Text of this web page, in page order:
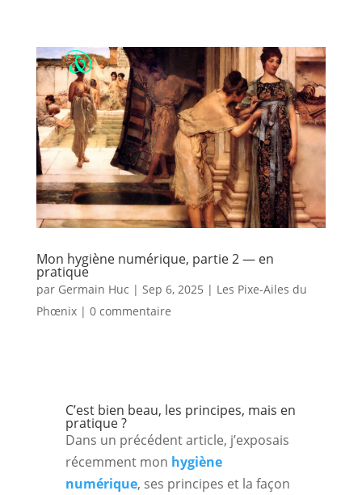
Mon hygiène numérique, partie 2 — en
pratique
par Germain Huc | Sep 6, 2025 | Les Pixe-Ailes du
Phœnix| 0 commentaire
C’est bien beau, les principes, mais en
pratique ?
Dans un précédent article, j’exposais
récemment mon hygiène
numérique, ses principes et la façon